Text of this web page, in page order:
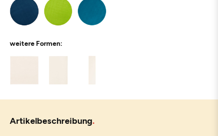
weitere Formen:
Artikelbeschreibung